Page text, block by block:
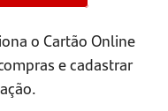
o Cartão Online
e cadastrar